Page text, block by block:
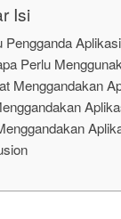
Isi
Pengganda
Perlu
Menggandakan